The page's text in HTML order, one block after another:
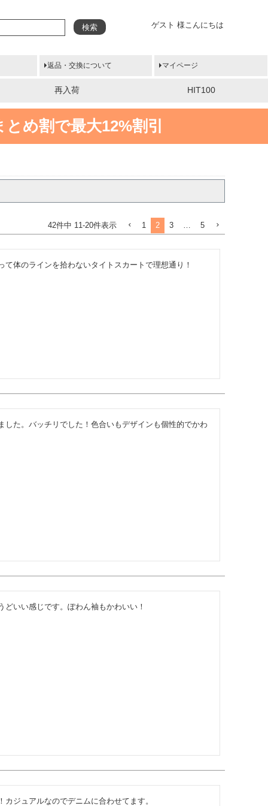
ゲスト 様こんにちは
検索
返品・交換について マイページ
再入荷 HIT100
め割で最大12%割引
42件中 11-20件表示 1 2 3 5
体のラインを拾わないタイトスカートで理想通り！
した。バッチリでした！色合いもデザインも個性的でかわ
いい感じです。ぽわん袖もかわいい！
ジュアルなのでデニムに合わせてます。